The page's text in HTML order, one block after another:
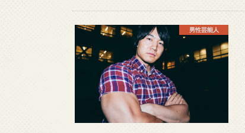
男性芸能人